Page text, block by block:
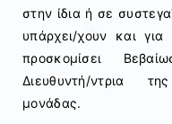
στην ίδια ή σε
υπάρχει/χουν και
προσκομίσει
Διευθυντή/ντρια
μονάδας.